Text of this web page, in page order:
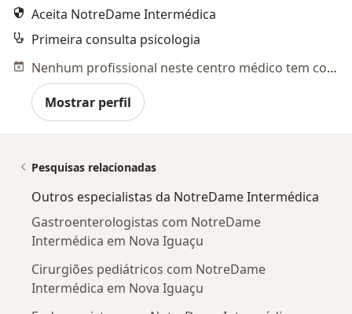
Aceita NotreDame Intermédica
Primeira consulta psicologia
Nenhum profissional neste centro médico tem consultas disponíveis
Mostrar perfil
Pesquisas relacionadas
Outros especialistas da NotreDame Intermédica
Gastroenterologistas com NotreDame
Intermédica em Nova Iguaçu
Cirurgiões pediátricos com NotreDame
Intermédica em Nova Iguaçu